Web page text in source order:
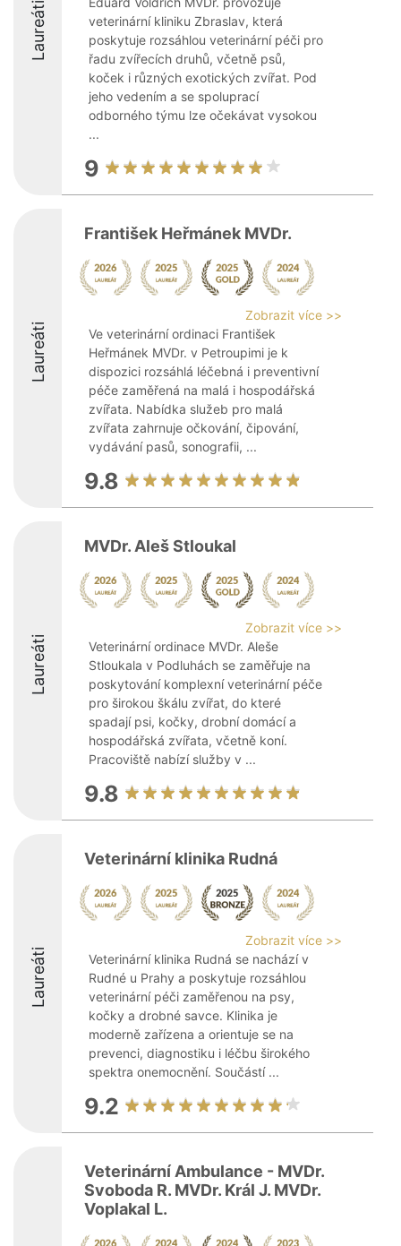
Laureáti
veterinární kliniku Zbraslav, která
poskytuje rozsáhlou veterinární péči pro
řadu zvířecích druhů, včetně psů,
koček i různých exotických zvířat. Pod
jeho vedením a se spoluprací
odborného týmu lze očekávat vysokou
...
9
Laureáti
František Heřmánek MVDr.
Zobrazit více >>
Ve veterinární ordinaci František
Heřmánek MVDr. v Petroupimi je k
dispozici rozsáhlá léčebná i preventivní
péče zaměřená na malá i hospodářská
zvířata. Nabídka služeb pro malá
zvířata zahrnuje očkování, čipování,
vydávání pasů, sonografii, ...
9.8
Laureáti
MVDr. Aleš Stloukal
Zobrazit více >>
Veterinární ordinace MVDr. Aleše
Stloukala v Podluhách se zaměřuje na
poskytování komplexní veterinární péče
pro širokou škálu zvířat, do které
spadají psi, kočky, drobní domácí a
hospodářská zvířata, včetně koní.
Pracoviště nabízí služby v ...
9.8
Laureáti
Veterinární klinika Rudná
Zobrazit více >>
Veterinární klinika Rudná se nachází v
Rudné u Prahy a poskytuje rozsáhlou
veterinární péči zaměřenou na psy,
kočky a drobné savce. Klinika je
moderně zařízena a orientuje se na
prevenci, diagnostiku i léčbu širokého
spektra onemocnění. Součástí ...
9.2
Veterinární Ambulance - MVDr.
Svoboda R. MVDr. Král J. MVDr.
Voplakal L.